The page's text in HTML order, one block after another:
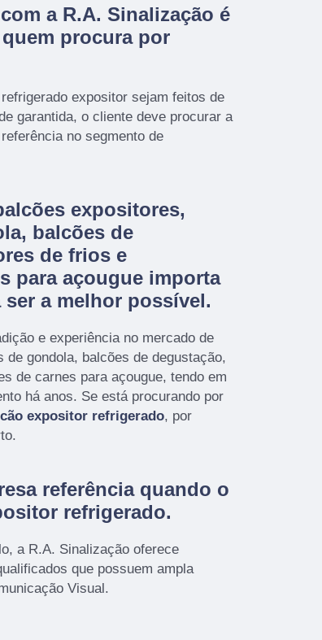
a R.A. Sinalização é
procura por
expositor sejam feitos de
garantida, o cliente deve procurar a
no segmento de
expositores,
balcões de
de frios e
para açougue importa
a melhor possível.
e experiência no mercado de
gondola, balcões de degustação,
de carnes para açougue, tendo em
há anos. Se está procurando por
expositor refrigerado, por
referência quando o
refrigerado.
a R.A. Sinalização oferece
que possuem ampla
Visual.